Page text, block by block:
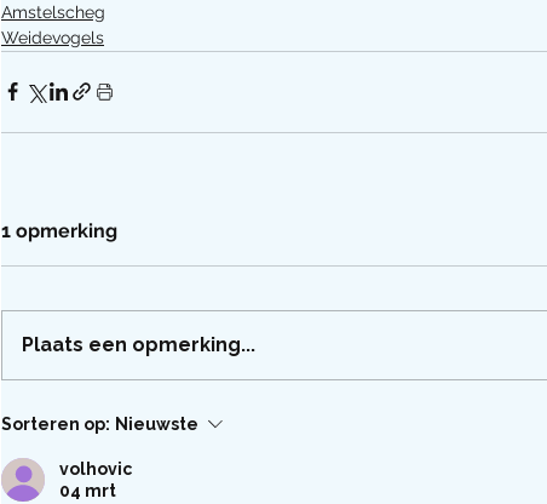
Amstelscheg
Weidevogels
1 opmerking
Plaats een opmerking...
Sorteren op: Nieuwste
volhovic
04 mrt